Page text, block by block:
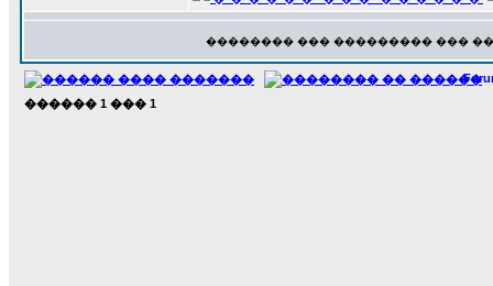
�������� ��� ��������� ���
������ 1 ��� 1